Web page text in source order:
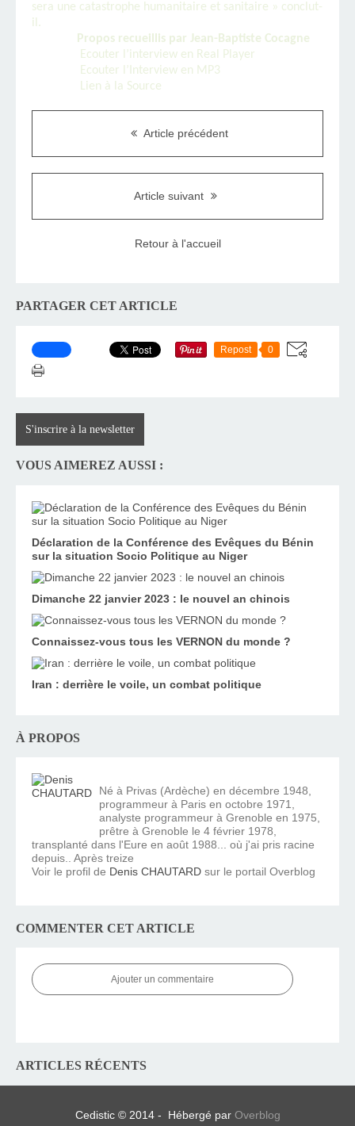
sera une catastrophe humanitaire et sanitaire » conclut-
il.
Propos recueillis par Jean-Baptiste Cocagne
Ecouter l’interview en Real Player
Ecouter l’Interview en MP3
Lien à la Source
Article précédent
Article suivant
Retour à l'accueil
PARTAGER CET ARTICLE
Repost 0
S'inscrire à la newsletter
VOUS AIMEREZ AUSSI :
Déclaration de la Conférence des Evêques du Bénin
sur la situation Socio Politique au Niger
Dimanche 22 janvier 2023 : le nouvel an chinois
Connaissez-vous tous les VERNON du monde ?
Iran : derrière le voile, un combat politique
À PROPOS
Né à Privas (Ardèche) en décembre 1948,
programmeur à Paris en octobre 1971,
analyste programmeur à Grenoble en 1975,
prêtre à Grenoble le 4 février 1978,
transplanté dans l'Eure en août 1988... où j'ai pris racine
depuis.. Après treize
Voir le profil de Denis CHAUTARD sur le portail Overblog
COMMENTER CET ARTICLE
Ajouter un commentaire
ARTICLES RÉCENTS
Cedistic © 2014 - Hébergé par Overblog